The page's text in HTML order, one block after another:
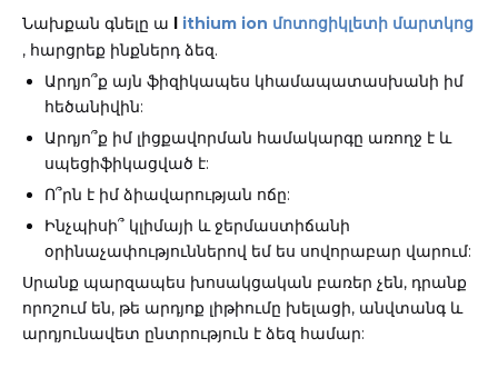
Նախքան գնելը ա l ithium ion մոտոցիկլետի մարտկոց
, հարցրեք ինքներդ ձեզ.
Արդյո՞ք այն ֆիզիկապես կհամապատասխանի իմ
հեծանիվին:
Արդյո՞ք իմ լիցքավորման համակարգը առողջ է և
սպեցիֆիկացված է:
Ո՞րն է իմ ձիավարության ոճը:
Ինչպիսի՞ կլիմայի և ջերմաստիճանի
օրինաչափություններով եմ ես սովորաբար վարում:
Սրանք պարզապես խոսակցական բառեր չեն, դրանք
որոշում են, թե արդյոք լիթիումը խելացի, անվտանգ և
արդյունավետ ընտրություն է ձեզ համար: